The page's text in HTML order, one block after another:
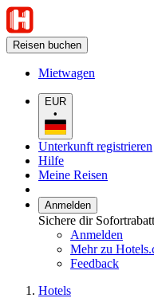
Reisen buchen
Mietwagen
EUR
•
Unterkunft registrieren
Hilfe
Meine Reisen
Anmelden
Sichere dir
Anmelden
Mehr zu
Feedback
Hotels